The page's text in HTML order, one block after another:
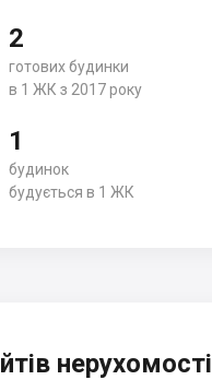
2
готових будинки
в 1 ЖК з 2017 року
1
будинок
будується в 1 ЖК
нерухомості